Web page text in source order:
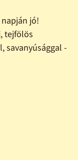
jó!
tejfölös
savanyúsággal -